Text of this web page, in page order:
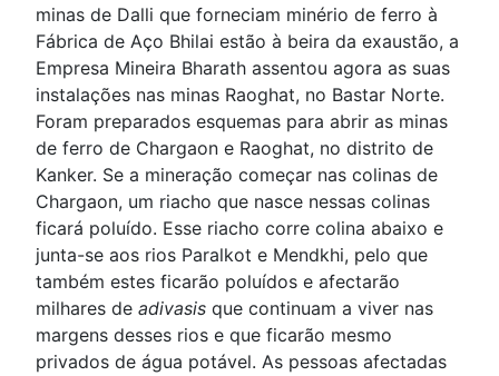
minas de Dalli que forneciam minério de ferro à
Fábrica de Aço Bhilai estão à beira da exaustão, a
Empresa Mineira Bharath assentou agora as suas
instalações nas minas Raoghat, no Bastar Norte.
Foram preparados esquemas para abrir as minas
de ferro de Chargaon e Raoghat, no distrito de
Kanker. Se a mineração começar nas colinas de
Chargaon, um riacho que nasce nessas colinas
ficará poluído. Esse riacho corre colina abaixo e
junta-se aos rios Paralkot e Mendkhi, pelo que
também estes ficarão poluídos e afectarão
milhares de adivasis que continuam a viver nas
margens desses rios e que ficarão mesmo
privados de água potável. As pessoas afectadas